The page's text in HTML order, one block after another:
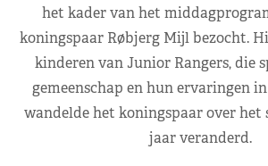
het kader van het
koningspaar Røbjerg Mijl bezocht.
kinderen van Junior Rangers, die
gemeenschap en hun ervaringen
wandelde het koningspaar over het
jaar veranderd.